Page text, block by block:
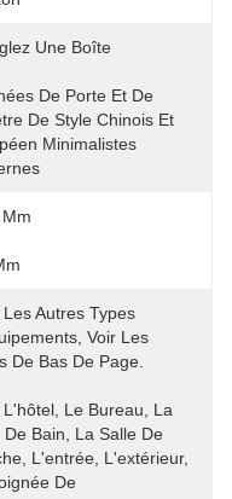
Une Boîte
De Porte Et De
De Style Chinois Et
Minimalistes
Les Autres Types
Voir Les
De Bas De Page.
L'hôtel, Le Bureau, La
De Bain, La Salle De
L'entrée, L'extérieur,
De